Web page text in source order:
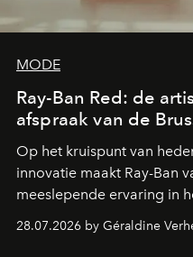
MODE
Ray-Ban Red: de
afspraak van de
Op het kruispunt van
innovatie maakt Ray-Ban
meeslepende ervaring in
28.07.2026 by Géraldine